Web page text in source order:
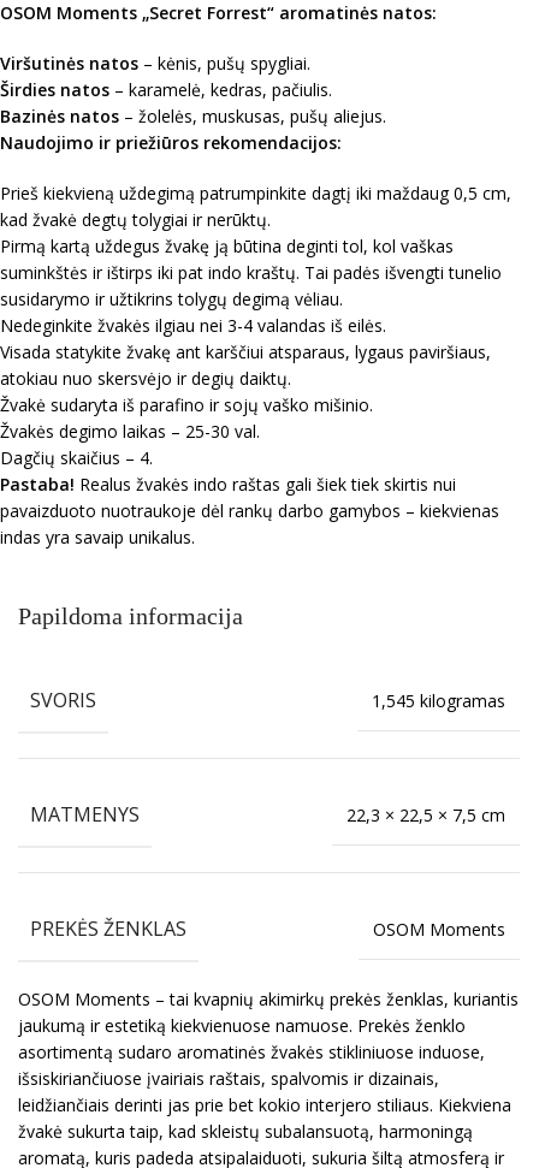
OSOM Moments „Secret Forrest“ aromatinės natos:
Viršutinės natos – kėnis, pušų spygliai.
Širdies natos – karamelė, kedras, pačiulis.
Bazinės natos – žolelės, muskusas, pušų aliejus.
Naudojimo ir priežiūros rekomendacijos:
Prieš kiekvieną uždegimą patrumpinkite dagtį iki maždaug 0,5 cm,
kad žvakė degtų tolygiai ir nerūktų.
Pirmą kartą uždegus žvakę ją būtina deginti tol, kol vaškas
suminkštės ir ištirps iki pat indo kraštų. Tai padės išvengti tunelio
susidarymo ir užtikrins tolygų degimą vėliau.
Nedeginkite žvakės ilgiau nei 3-4 valandas iš eilės.
Visada statykite žvakę ant karščiui atsparaus, lygaus paviršiaus,
atokiau nuo skersvėjo ir degių daiktų.
Žvakė sudaryta iš parafino ir sojų vaško mišinio.
Žvakės degimo laikas – 25-30 val.
Dagčių skaičius – 4.
Pastaba! Realus žvakės indo raštas gali šiek tiek skirtis nui
pavaizduoto nuotraukoje dėl rankų darbo gamybos – kiekvienas
indas yra savaip unikalus.
Papildoma informacija
SVORIS 1,545 kilogramas
MATMENYS 22,3 × 22,5 × 7,5 cm
PREKĖS ŽENKLAS OSOM Moments
OSOM Moments – tai kvapnių akimirkų prekės ženklas, kuriantis
jaukumą ir estetiką kiekvienuose namuose. Prekės ženklo
asortimentą sudaro aromatinės žvakės stikliniuose induose,
išsiskiriančiuose įvairiais raštais, spalvomis ir dizainais,
leidžiančiais derinti jas prie bet kokio interjero stiliaus. Kiekviena
žvakė sukurta taip, kad skleistų subalansuotą, harmoningą
aromatą, kuris padeda atsipalaiduoti, sukuria šiltą atmosferą ir